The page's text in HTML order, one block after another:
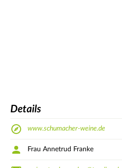
Details
www.schumacher-weine.de
Frau Annetrud Franke